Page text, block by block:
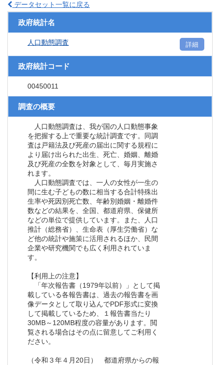
データセット一覧に戻る
政府統計名
人口動態調査 詳細
政府統計コード
00450011
調査の概要
人口動態調査は、我が国の人口動態事象
を把握する上で重要な統計調査です。同調
査は戸籍法及び死産の届出に関する規程に
より届け出られた出生、死亡、婚姻、離婚
及び死産の全数を対象として、毎月実施さ
れます。
人口動態調査では、一人の女性が一生の
間に生む子どもの数に相当する合計特殊出
生率や死因別死亡数、年齢別婚姻・離婚件
数などの結果を、全国、都道府県、保健所
などの単位で提供しています。また、人口
推計（総務省）、生命表（厚生労働省）な
ど他の統計や施策に活用されるほか、民間
企業や研究機関でも広く利用されていま
す。
【利用上の注意】
「年次報告書（1979年以前）」として掲
載している各報告書は、過去の報告書を画
像データとして取り込んでPDF形式に変換
して掲載しているため、１報告書当たり
30MB～120MB程度の容量があります。閲
覧される場合はその点に留意してご利用く
ださい。
（令和３年４月20日） 都道府県からの報